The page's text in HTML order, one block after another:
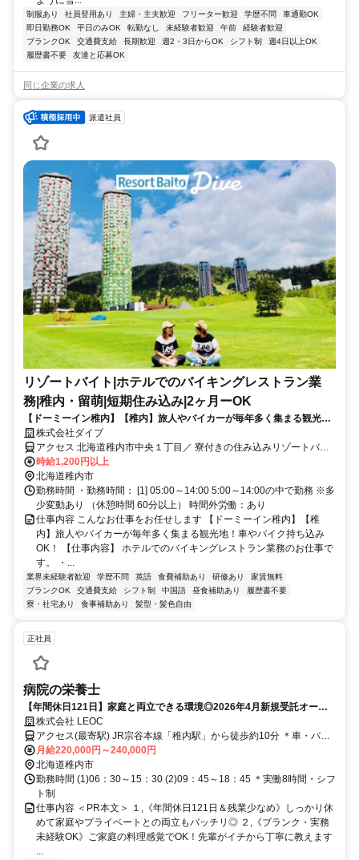
制服あり 社員登用あり 主婦・主夫歓迎 フリーター歓迎 学歴不問
車通勤OK
即日勤務OK
平日のみOK 転勤なし 未経験者歓迎 午前
経験者歓迎
ブランクOK
交通費支給 長期歓迎 週2・3日からOK シフト制
週4日以上OK
履歴書不要
友達と応募OK
同じ企業の求人
派遣社員
リゾートバイト|ホテルでのバイキングレストラン業
務|稚内・留萌|短期住み込み|2ヶ月ーOK
【ドーミーイン稚内】【稚内】旅人やバイカーが毎年多く集まる観光
地！車やバイク持ち込みOK！
株式会社ダイブ
アクセス 北海道稚内市中央１丁目／ 寮付きの住み込みリゾートバイ
ト／生活費が抑えられるのでお金が貯まる／休日は観光し放題／急募
／面接なし
時給1,200円以上
北海道稚内市
勤務時間 ・勤務時間： [1] 05:00～14:00 5:00～14:00の中で勤務 ※多
少変動あり （休憩時間 60分以上） 時間外労働：あり
仕事内容 こんなお仕事をお任せします 【ドーミーイン稚内】【稚
内】旅人やバイカーが毎年多く集まる観光地！車やバイク持ち込み
OK！ 【仕事内容】 ホテルでのバイキングレストラン業務のお仕事で
す。 ・...
業界未経験者歓迎 学歴不問 英語 食費補助あり 研修あり
家賃無料
ブランクOK
交通費支給 シフト制 中国語 昼食補助あり
履歴書不要
寮・社宅あり
食事補助あり 髪型・髪色自由
正社員
病院の栄養士
【年間休日121日】家庭と両立できる環境◎2026年4月新規受託オープ
ンの病院栄養士！定年70歳で長く安定して働けます。
株式会社 LEOC
アクセス(最寄駅) JR宗谷本線「稚内駅」から徒歩約10分 ＊車・バイ
ク・自転車通勤OK
月給220,000円～240,000円
北海道稚内市
勤務時間 (1)06：30～15：30 (2)09：45～18：45 ＊実働8時間・シフ
ト制
仕事内容 ＜PR本文＞ １,《年間休日121日＆残業少なめ》しっかり休
めて家庭やプライベートとの両立もバッチリ◎ ２,《ブランク・実務
未経験OK》ご家庭の料理感覚でOK！先輩がイチから丁寧に教えます
...